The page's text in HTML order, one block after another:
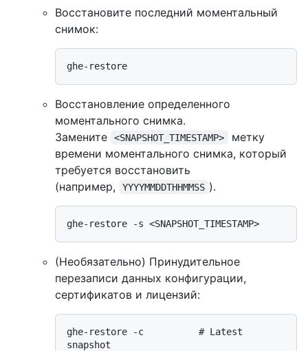
Восстановите последний моментальный
снимок:
Восстановление определенного
моментального снимка.
Замените
<SNAPSHOT_TIMESTAMP>
метку
времени моментального снимка, который
требуется восстановить
(например,
YYYYMMDDTHHMMSS ).
(Необязательно) Принудительное
перезаписи данных конфигурации,
сертификатов и лицензий:
ghe-restore -c          # Latest
snapshot